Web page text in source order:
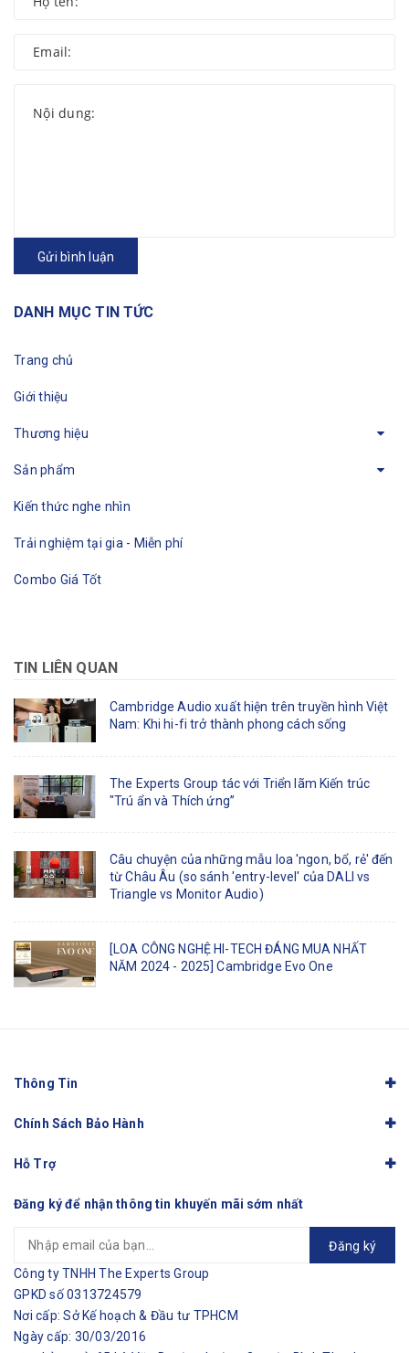
Gửi bình luận
DANH MỤC TIN TỨC
Trang chủ
Giới thiệu
Thương hiệu
Sản phẩm
Kiến thức nghe nhìn
Trải nghiệm tại gia - Miễn phí
Combo Giá Tốt
TIN LIÊN QUAN
Cambridge Audio xuất hiện trên truyền hình Việt
Nam: Khi hi-fi trở thành phong cách sống
The Experts Group tác với Triển lãm Kiến trúc
"Trú ẩn và Thích ứng”
Câu chuyện của những mẫu loa 'ngon, bổ, rẻ' đến
từ Châu Âu (so sánh 'entry-level' của DALI vs
Triangle vs Monitor Audio)
[LOA CÔNG NGHỆ HI-TECH ĐÁNG MUA NHẤT
NĂM 2024 - 2025] Cambridge Evo One
Thông Tin
Chính Sách Bảo Hành
Hỗ Trợ
Đăng ký để nhận thông tin khuyến mãi sớm nhất
Đăng ký
Công ty TNHH The Experts Group
GPKD số 0313724579
Nơi cấp: Sở Kế hoạch & Đầu tư TPHCM
Ngày cấp: 30/03/2016